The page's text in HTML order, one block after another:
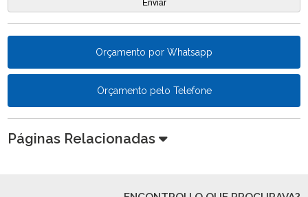
Orçamento por Whatsapp
Orçamento pelo Telefone
Páginas Relacionadas